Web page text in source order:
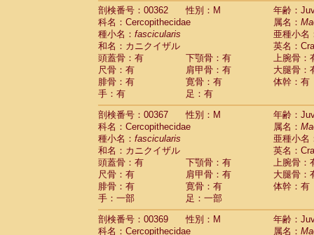
剖検番号：00362
性別：M
年齢：
科名：Cercopithecidae
属名：
種小名： fascicularis
亜種小名
和名：カニクイザル
英名：
頭蓋骨：有
下顎骨：有
上腕骨：
尺骨：有
肩甲骨：有
大腿骨：
腓骨：有
寛骨：有
体幹：有
手：有
足：有
剖検番号：00367
性別：M
年齢：
科名：Cercopithecidae
属名：
種小名： fascicularis
亜種小名
和名：カニクイザル
英名：
頭蓋骨：有
下顎骨：有
上腕骨：
尺骨：有
肩甲骨：有
大腿骨：
腓骨：有
寛骨：有
体幹：有
手：一部
足：一部
剖検番号：00369
性別：M
年齢：
科名：Cercopithecidae
属名：